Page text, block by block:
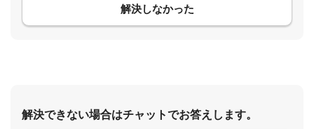
解決しなかった
解決できない場合はチャットでお答えします。